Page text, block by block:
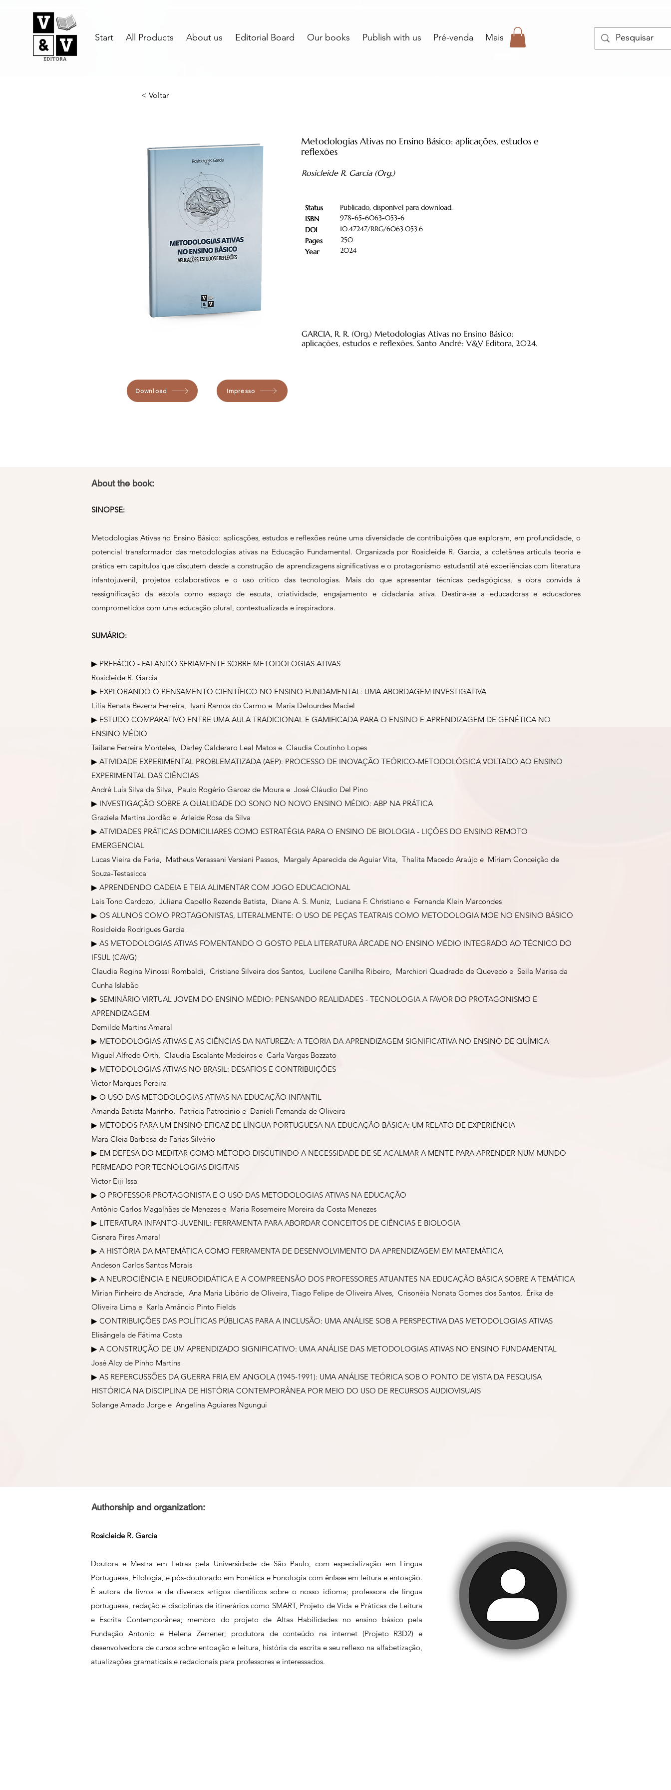
Start All Products About us Editorial Board Our books Publish with us Pré-venda Mais
< Voltar
Metodologias Ativas no Ensino Básico: aplicações, estudos e
reflexões
Rosicleide R. Garcia (Org.)
Status
ISBN
DOI
Pages
Year
Publicado, disponível para download.
978-65-6063-053-6
10.47247/RRG/6063.053.6
250
2024
GARCIA, R. R. (Org.) Metodologias Ativas no Ensino Básico:
aplicações, estudos e reflexões. Santo André: V&V Editora, 2024.
Download Impresso
About the book:
SINOPSE:
Metodologias Ativas no Ensino Básico: aplicações, estudos e reflexões reúne uma diversidade de contribuições que exploram, em profundidade, o
potencial transformador das metodologias ativas na Educação Fundamental. Organizada por Rosicleide R. Garcia, a coletânea articula teoria e
prática em capítulos que discutem desde a construção de aprendizagens significativas e o protagonismo estudantil até experiências com literatura
infantojuvenil, projetos colaborativos e o uso crítico das tecnologias. Mais do que apresentar técnicas pedagógicas, a obra convida à
ressignificação da escola como espaço de escuta, criatividade, engajamento e cidadania ativa. Destina-se a educadoras e educadores
comprometidos com uma educação plural, contextualizada e inspiradora.
SUMÁRIO:
▶︎ PREFÁCIO - FALANDO SERIAMENTE SOBRE METODOLOGIAS ATIVAS
Rosicleide R. Garcia
▶︎ EXPLORANDO O PENSAMENTO CIENTÍFICO NO ENSINO FUNDAMENTAL: UMA ABORDAGEM INVESTIGATIVA
Lília Renata Bezerra Ferreira, Ivani Ramos do Carmo e Maria Delourdes Maciel
▶︎ ESTUDO COMPARATIVO ENTRE UMA AULA TRADICIONAL E GAMIFICADA PARA O ENSINO E APRENDIZAGEM DE GENÉTICA NO
ENSINO MÉDIO
Tailane Ferreira Monteles, Darley Calderaro Leal Matos e Claudia Coutinho Lopes
▶︎ ATIVIDADE EXPERIMENTAL PROBLEMATIZADA (AEP): PROCESSO DE INOVAÇÃO TEÓRICO-METODOLÓGICA VOLTADO AO ENSINO
EXPERIMENTAL DAS CIÊNCIAS
André Luís Silva da Silva, Paulo Rogério Garcez de Moura e José Cláudio Del Pino
▶︎ INVESTIGAÇÃO SOBRE A QUALIDADE DO SONO NO NOVO ENSINO MÉDIO: ABP NA PRÁTICA
Graziela Martins Jordão e Arleide Rosa da Silva
▶︎ ATIVIDADES PRÁTICAS DOMICILIARES COMO ESTRATÉGIA PARA O ENSINO DE BIOLOGIA - LIÇÕES DO ENSINO REMOTO
EMERGENCIAL
Lucas Vieira de Faria, Matheus Verassani Versiani Passos, Margaly Aparecida de Aguiar Vita, Thalita Macedo Araújo e Míriam Conceição de
Souza-Testasicca
▶︎ APRENDENDO CADEIA E TEIA ALIMENTAR COM JOGO EDUCACIONAL
Lais Tono Cardozo, Juliana Capello Rezende Batista, Diane A. S. Muniz, Luciana F. Christiano e Fernanda Klein Marcondes
▶︎ OS ALUNOS COMO PROTAGONISTAS, LITERALMENTE: O USO DE PEÇAS TEATRAIS COMO METODOLOGIA MOE NO ENSINO BÁSICO
Rosicleide Rodrigues Garcia
▶︎ AS METODOLOGIAS ATIVAS FOMENTANDO O GOSTO PELA LITERATURA ÁRCADE NO ENSINO MÉDIO INTEGRADO AO TÉCNICO DO
IFSUL (CAVG)
Claudia Regina Minossi Rombaldi, Cristiane Silveira dos Santos, Lucilene Canilha Ribeiro, Marchiori Quadrado de Quevedo e Seila Marisa da
Cunha Islabão
▶︎ SEMINÁRIO VIRTUAL JOVEM DO ENSINO MÉDIO: PENSANDO REALIDADES - TECNOLOGIA A FAVOR DO PROTAGONISMO E
APRENDIZAGEM
Demilde Martins Amaral
▶︎ METODOLOGIAS ATIVAS E AS CIÊNCIAS DA NATUREZA: A TEORIA DA APRENDIZAGEM SIGNIFICATIVA NO ENSINO DE QUÍMICA
Miguel Alfredo Orth, Claudia Escalante Medeiros e Carla Vargas Bozzato
▶︎ METODOLOGIAS ATIVAS NO BRASIL: DESAFIOS E CONTRIBUIÇÕES
Victor Marques Pereira
▶︎ O USO DAS METODOLOGIAS ATIVAS NA EDUCAÇÃO INFANTIL
Amanda Batista Marinho, Patrícia Patrocinio e Danieli Fernanda de Oliveira
▶︎ MÉTODOS PARA UM ENSINO EFICAZ DE LÍNGUA PORTUGUESA NA EDUCAÇÃO BÁSICA: UM RELATO DE EXPERIÊNCIA
Mara Cleia Barbosa de Farias Silvério
▶︎ EM DEFESA DO MEDITAR COMO MÉTODO DISCUTINDO A NECESSIDADE DE SE ACALMAR A MENTE PARA APRENDER NUM MUNDO
PERMEADO POR TECNOLOGIAS DIGITAIS
Victor Eiji Issa
▶︎ O PROFESSOR PROTAGONISTA E O USO DAS METODOLOGIAS ATIVAS NA EDUCAÇÃO
Antônio Carlos Magalhães de Menezes e Maria Rosemeire Moreira da Costa Menezes
▶︎ LITERATURA INFANTO-JUVENIL: FERRAMENTA PARA ABORDAR CONCEITOS DE CIÊNCIAS E BIOLOGIA
Cisnara Pires Amaral
▶︎ A HISTÓRIA DA MATEMÁTICA COMO FERRAMENTA DE DESENVOLVIMENTO DA APRENDIZAGEM EM MATEMÁTICA
Andeson Carlos Santos Morais
▶︎ A NEUROCIÊNCIA E NEURODIDÁTICA E A COMPREENSÃO DOS PROFESSORES ATUANTES NA EDUCAÇÃO BÁSICA SOBRE A TEMÁTICA
Mirian Pinheiro de Andrade, Ana Maria Libório de Oliveira, Tiago Felipe de Oliveira Alves, Crisonéia Nonata Gomes dos Santos, Érika de
Oliveira Lima e Karla Amâncio Pinto Fields
▶︎ CONTRIBUIÇÕES DAS POLÍTICAS PÚBLICAS PARA A INCLUSÃO: UMA ANÁLISE SOB A PERSPECTIVA DAS METODOLOGIAS ATIVAS
Elisângela de Fátima Costa
▶︎ A CONSTRUÇÃO DE UM APRENDIZADO SIGNIFICATIVO: UMA ANÁLISE DAS METODOLOGIAS ATIVAS NO ENSINO FUNDAMENTAL
José Alcy de Pinho Martins
▶︎ AS REPERCUSSÕES DA GUERRA FRIA EM ANGOLA (1945-1991): UMA ANÁLISE TEÓRICA SOB O PONTO DE VISTA DA PESQUISA
HISTÓRICA NA DISCIPLINA DE HISTÓRIA CONTEMPORÂNEA POR MEIO DO USO DE RECURSOS AUDIOVISUAIS
Solange Amado Jorge e Angelina Aguiares Ngungui
Authorship and organization:
Rosicleide R. Garcia
Doutora e Mestra em Letras pela Universidade de São Paulo, com especialização em Língua
Portuguesa, Filologia, e pós-doutorado em Fonética e Fonologia com ênfase em leitura e entoação.
É autora de livros e de diversos artigos científicos sobre o nosso idioma; professora de língua
portuguesa, redação e disciplinas de itinerários como SMART, Projeto de Vida e Práticas de Leitura
e Escrita Contemporânea; membro do projeto de Altas Habilidades no ensino básico pela
Fundação Antonio e Helena Zerrener; produtora de conteúdo na internet (Projeto R3D2) e
desenvolvedora de cursos sobre entoação e leitura, história da escrita e seu reflexo na alfabetização,
atualizações gramaticais e redacionais para professores e interessados.